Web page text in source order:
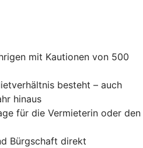
mit Kautionen von 500
besteht – auch
hinaus
für die Vermieterin oder den
Bürgschaft direkt